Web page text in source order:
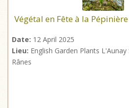
Végétal en Fête à la Pépinière
Date: 12 April 2025
Lieu: English Garden Plants
Rânes